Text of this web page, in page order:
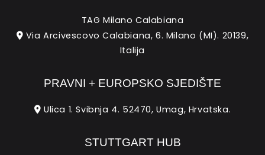
TAG Milano Calabiana
Via Arcivescovo Calabiana, 6. Milano (MI). 20139,
Italija
PRAVNI + EUROPSKO SJEDIŠTE
Ulica 1. Svibnja 4. 52470, Umag, Hrvatska.
STUTTGART HUB